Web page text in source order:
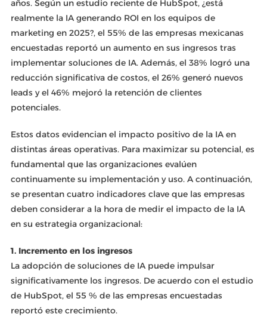
años. Según un estudio reciente de HubSpot, ¿está
realmente la IA generando ROI en los equipos de
marketing en 2025?, el 55% de las empresas mexicanas
encuestadas reportó un aumento en sus ingresos tras
implementar soluciones de IA. Además, el 38% logró una
reducción significativa de costos, el 26% generó nuevos
leads y el 46% mejoró la retención de clientes
potenciales.
Estos datos evidencian el impacto positivo de la IA en
distintas áreas operativas. Para maximizar su potencial, es
fundamental que las organizaciones evalúen
continuamente su implementación y uso. A continuación,
se presentan cuatro indicadores clave que las empresas
deben considerar a la hora de medir el impacto de la IA
en su estrategia organizacional:
1. Incremento en los ingresos
La adopción de soluciones de IA puede impulsar
significativamente los ingresos. De acuerdo con el estudio
de HubSpot, el 55 % de las empresas encuestadas
reportó este crecimiento.